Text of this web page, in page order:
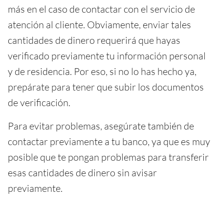
más en el caso de contactar con el servicio de
atención al cliente. Obviamente, enviar tales
cantidades de dinero requerirá que hayas
verificado previamente tu información personal
y de residencia. Por eso, si no lo has hecho ya,
prepárate para tener que subir los documentos
de verificación.
Para evitar problemas, asegúrate también de
contactar previamente a tu banco, ya que es muy
posible que te pongan problemas para transferir
esas cantidades de dinero sin avisar
previamente.